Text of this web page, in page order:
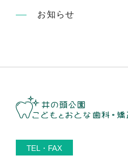
お知らせ
TEL・FAX